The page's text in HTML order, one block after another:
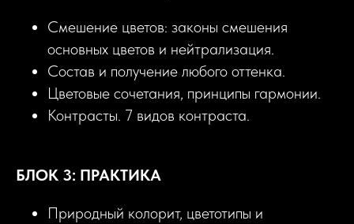
Смешение цветов: законы смешения
основных цветов и нейтрализация.
Состав и получение любого оттенка.
Цветовые сочетания, принципы гармонии.
Контрасты. 7 видов контраста.
БЛОК 3: ПРАКТИКА
Природный колорит, цветотипы и